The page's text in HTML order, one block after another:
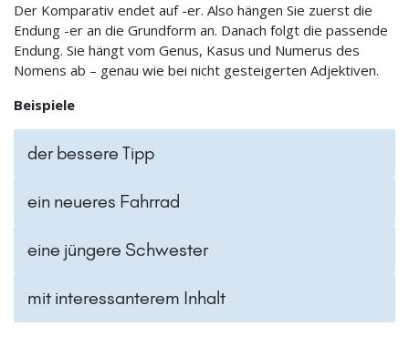
Der Komparativ endet auf -er. Also hängen Sie zuerst die
Endung -er an die Grundform an. Danach folgt die passende
Endung. Sie hängt vom Genus, Kasus und Numerus des
Nomens ab – genau wie bei nicht gesteigerten Adjektiven.
Beispiele
der bessere Tipp
ein neueres Fahrrad
eine jüngere Schwester
mit interessanterem Inhalt